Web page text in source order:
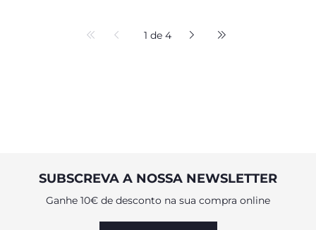
1 de 4
SUBSCREVA A NOSSA NEWSLETTER
Ganhe 10€ de desconto na sua compra online